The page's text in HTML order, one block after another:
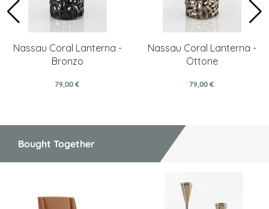
Nassau Coral Lanterna -
Bronzo
79,00 €
Nassau Coral Lanterna -
Ottone
79,00 €
Bought Together